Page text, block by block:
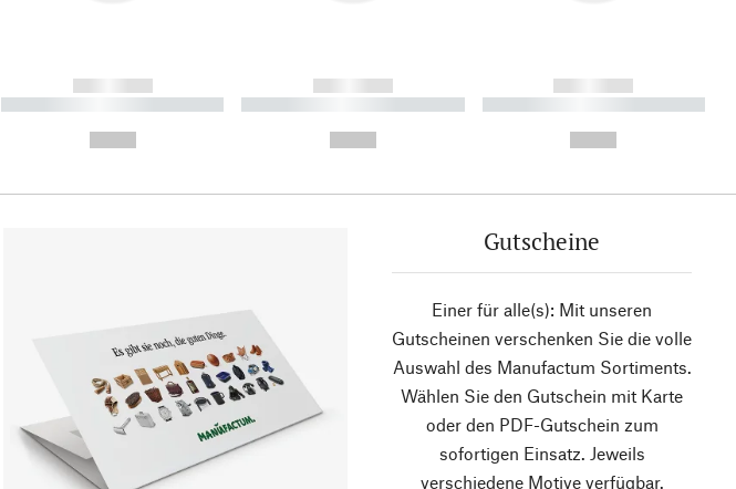
------------
----------- ----------- ----------
------------
----------- ----------- ----------
------------
----------- ----------- ----------
Gutscheine
Einer für alle(s): Mit unseren
Gutscheinen verschenken Sie die volle
Auswahl des Manufactum Sortiments.
Wählen Sie den Gutschein mit Karte
oder den PDF-Gutschein zum
sofortigen Einsatz. Jeweils
verschiedene Motive verfügbar.